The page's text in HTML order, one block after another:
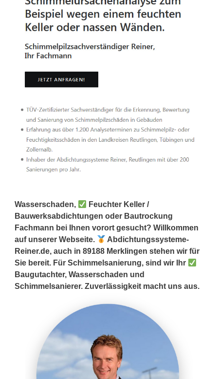
Wasserschaden,
Feuchter Keller /
Bauwerksabdichtungen oder Bautrockung
Fachmann bei Ihnen vorort gesucht? Willkommen
auf unserer Webseite.
Abdichtungssysteme-
Reiner.de, auch in 89188 Merklingen stehen wir für
Sie bereit. Für Schimmelsanierung, sind wir Ihr
Baugutachter, Wasserschaden und
Schimmelsanierer. Zuverlässigkeit macht uns aus.